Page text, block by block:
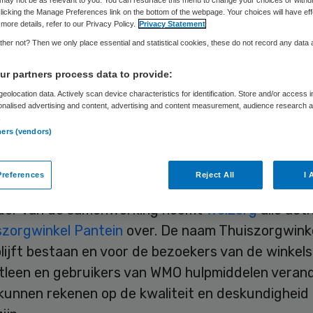
Skipr Redactie 28 maart 2012,08:16 46 keer gelezen
aangaan. Op 6 maart hebben zij hiertoe een
getekend. Als alles goed is start de
op 1 juli 2012.
Pantein
van de samenwerking neemtWelzorgalle
Pantein over. De naam
bestaan en voor de bezoekers van de
en gebruikers van WMO hulpmiddelen
rekenen op de kwaliteit en deskundigheid
the Manage Preferences link on the bottom of the webpage. Your choices will have
details, refer to our Privacy Policy. Privacy Statement
not? Then we only place essential and statistical cookies, these do not record any data
partners process data to provide:
data. Actively scan device characteristics for identification. Store and/or access
advertising and content, advertising and content measurement, audience research
(vendors)
Reject All I